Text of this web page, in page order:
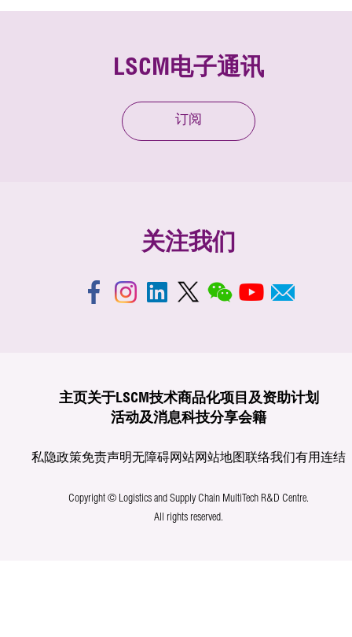
LSCM电子通讯
订阅
关注我们
主页关于LSCM技术商品化项目及资助计划
活动及消息科技分享会籍
私隐政策免责声明无障碍网站网站地图联络我们有用连结
Copyright © Logistics and Supply Chain MultiTech R&D Centre.
All rights reserved.